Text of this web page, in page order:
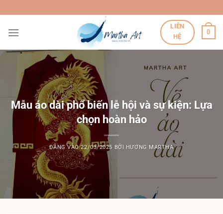
qua
nội
LIÊN
HỆ
0
Mẫu áo dài phổ biến lễ hội và sự kiện: Lựa
chọn hoàn hảo
ĐĂNG VÀO22/03/2025 BỞI HƯƠNG MARTHA